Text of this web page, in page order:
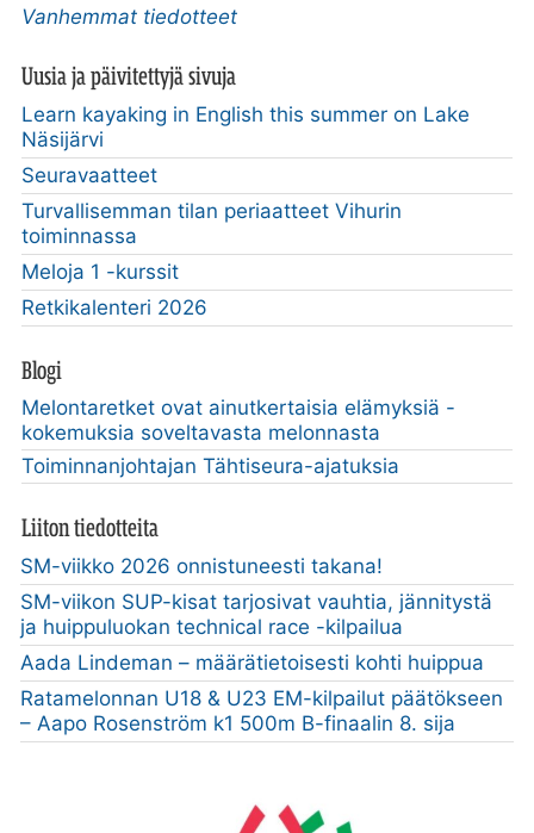
Vanhemmat tiedotteet
Uusia ja päivitettyjä sivuja
Learn kayaking in English this summer on Lake
Näsijärvi
Seuravaatteet
Turvallisemman tilan periaatteet Vihurin
toiminnassa
Meloja 1 -kurssit
Retkikalenteri 2026
Blogi
Melontaretket ovat ainutkertaisia elämyksiä -
kokemuksia soveltavasta melonnasta
Toiminnanjohtajan Tähtiseura-ajatuksia
Liiton tiedotteita
SM-viikko 2026 onnistuneesti takana!
SM-viikon SUP-kisat tarjosivat vauhtia, jännitystä
ja huippuluokan technical race -kilpailua
Aada Lindeman – määrätietoisesti kohti huippua
Ratamelonnan U18 & U23 EM-kilpailut päätökseen
– Aapo Rosenström k1 500m B-finaalin 8. sija